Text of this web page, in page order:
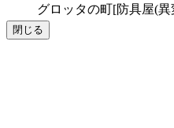
グロッタの町[防具屋(異
閉じる